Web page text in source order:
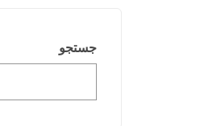
جستجو